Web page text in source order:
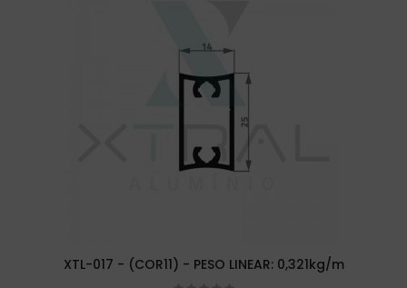
XTL-017 - (COR11) - PESO LINEAR: 0,321kg/m